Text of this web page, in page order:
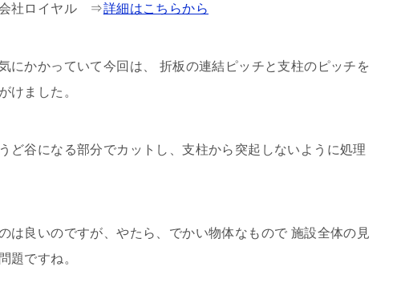
会社ロイヤル ⇒詳細はこちらから
にかかっていて今回は、 折板の連結ピッチと支柱のピッチを
けました。
ど谷になる部分でカットし、支柱から突起しないように処理
は良いのですが、やたら、でかい物体なもので 施設全体の見
題ですね。